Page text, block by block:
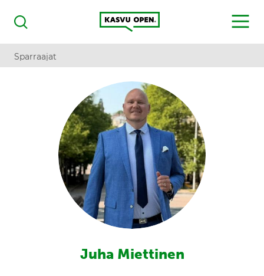
Haku
Kasvu Open
MENU
Sparraajat
Juha Miettinen